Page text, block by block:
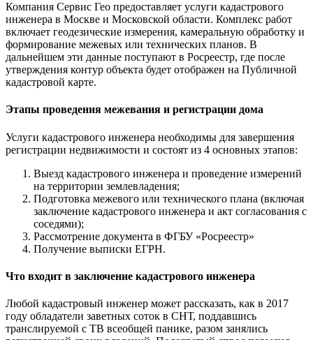
Компания Сервис Гео предоставляет услуги кадастрового
инженера в Москве и Московской области. Комплекс работ
включает геодезические измерения, камеральную обработку и
формирование межевых или технических планов. В
дальнейшем эти данные поступают в Росреестр, где после
утверждения контур объекта будет отображен на Публичной
кадастровой карте.
Этапы проведения межевания и регистрации дома
Услуги кадастрового инженера необходимы для завершения
регистрации недвижимости и состоят из 4 основных этапов:
Выезд кадастрового инженера и проведение измерений
на территории землевладения;
Подготовка межевого или технического плана (включая
заключение кадастрового инженера и акт согласования с
соседями);
Рассмотрение документа в ФГБУ «Росреестр»
Получение выписки ЕГРН.
Что входит в заключение кадастрового инженера
Любой кадастровый инженер может рассказать, как в 2017
году обладатели заветных соток в СНТ, поддавшись
транслируемой с ТВ всеобщей панике, разом занялись